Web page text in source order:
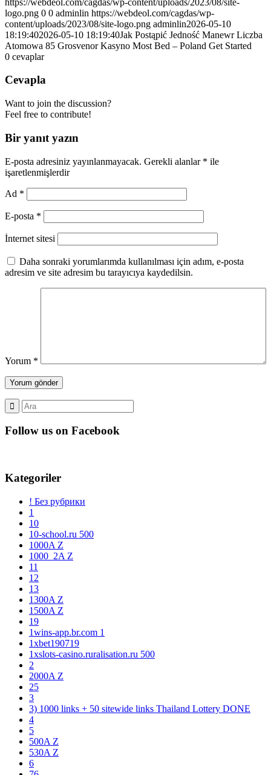
logo.png 0 0 adminlin https://webdeol.com/cagdas/wp-
content/uploads/2023/08/site-logo.png adminlin2026-05-10
18:19:402026-05-10 18:19:40Jak Postąpić Jedność Manewr Liczba
Atomowa 85 Grosvenor Kasyno Most Bed – Poland Get Started
0 cevaplar
Cevapla
Want to join the discussion?
Feel free to contribute!
Bir yanıt yazın
E-posta adresiniz yayınlanmayacak. Gerekli alanlar * ile
işaretlenmişlerdir
Ad *
E-posta *
İnternet sitesi
Daha sonraki yorumlarımda kullanılması için adım, e-posta
adresim ve site adresim bu tarayıcıya kaydedilsin.
Yorum *
Follow us on Facebook
Kategoriler
! Без рубрики
1
10
10-school.ru 500
1000A Z
1000_2A Z
11
12
13
1300A Z
1500A Z
19
1wins-app.br.com 1
1xbet190719
1xslots-casino.ruralisation.ru 500
2
2000A Z
25
3
3) 1000 links + 50 sitewide links Thailand Lottery DONE
4
5
500A Z
530A Z
6